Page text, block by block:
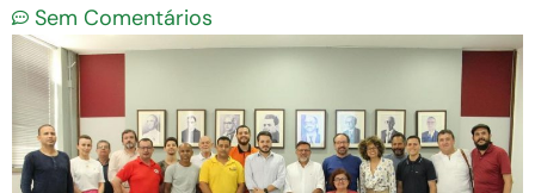
Sem Comentários